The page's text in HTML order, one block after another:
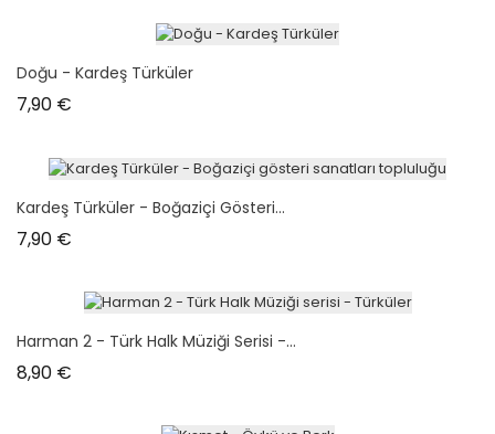
Doğu - Kardeş Türküler
7,90 €
Kardeş Türküler - Boğaziçi Gösteri...
7,90 €
Harman 2 - Türk Halk Müziği Serisi -...
8,90 €